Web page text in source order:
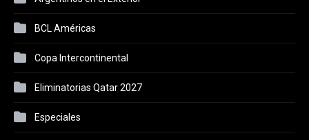
BCL Américas
Copa Intercontinental
Eliminatorias Qatar 2027
Especiales